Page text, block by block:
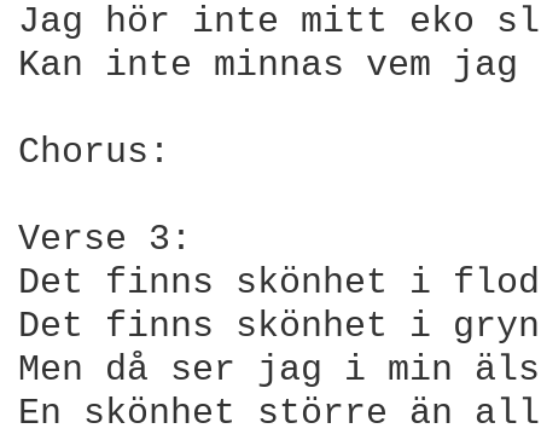
Jag hör inte mitt eko
Kan inte minnas vem
Chorus:
Verse 3:
Det finns skönhet i
Det finns skönhet i
Men då ser jag i min
En skönhet större än